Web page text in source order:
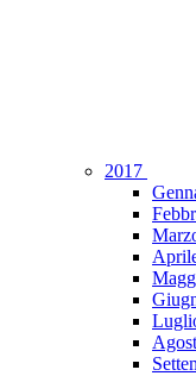
2017